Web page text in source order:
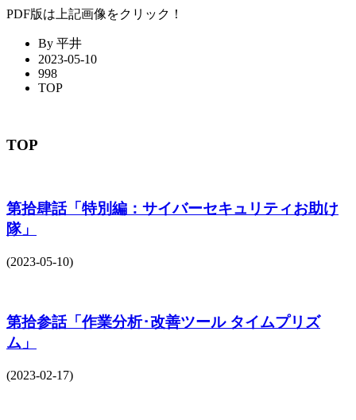
PDF版は上記画像をクリック！
By 平井
2023-05-10
998
TOP
TOP
第拾肆話「特別編：サイバーセキュリティお助け
隊」
(2023-05-10)
第拾参話「作業分析･改善ツール タイムプリズ
ム」
(2023-02-17)